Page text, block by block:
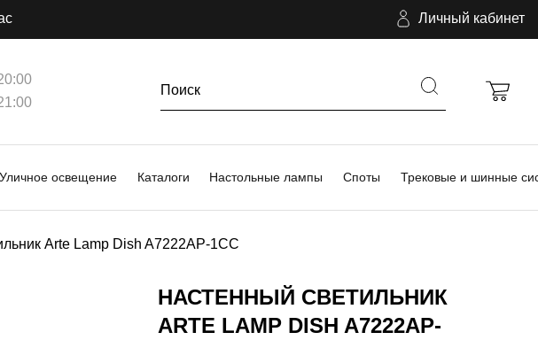
Личный кабинет
Уличное освещение Каталоги Настольные лампы Споты Трековые и шинные
Arte Lamp Dish A7222AP-1CC
НАСТЕННЫЙ СВЕТИЛЬНИК
ARTE LAMP DISH A7222AP-